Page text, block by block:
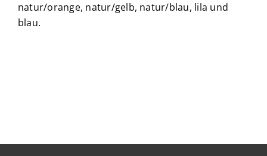
natur/orange, natur/gelb, natur/blau, lila und
blau.